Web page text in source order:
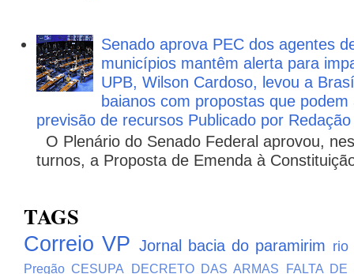
Senado aprova PEC dos agentes
municípios mantêm alerta para
UPB, Wilson Cardoso, levou a
baianos com propostas que
previsão de recursos Publicado por
O Plenário do Senado Federal aprovou,
turnos, a Proposta de Emenda à
TAGS
Correio VP Jornal bacia do paramirim rio
Pregão CESUPA DECRETO DAS ARMAS
FALTA DE